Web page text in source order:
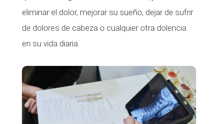
eliminar el dolor, mejorar su sueño, dejar de sufrir
de dolores de cabeza o cualquier otra dolencia
en su vida diaria.